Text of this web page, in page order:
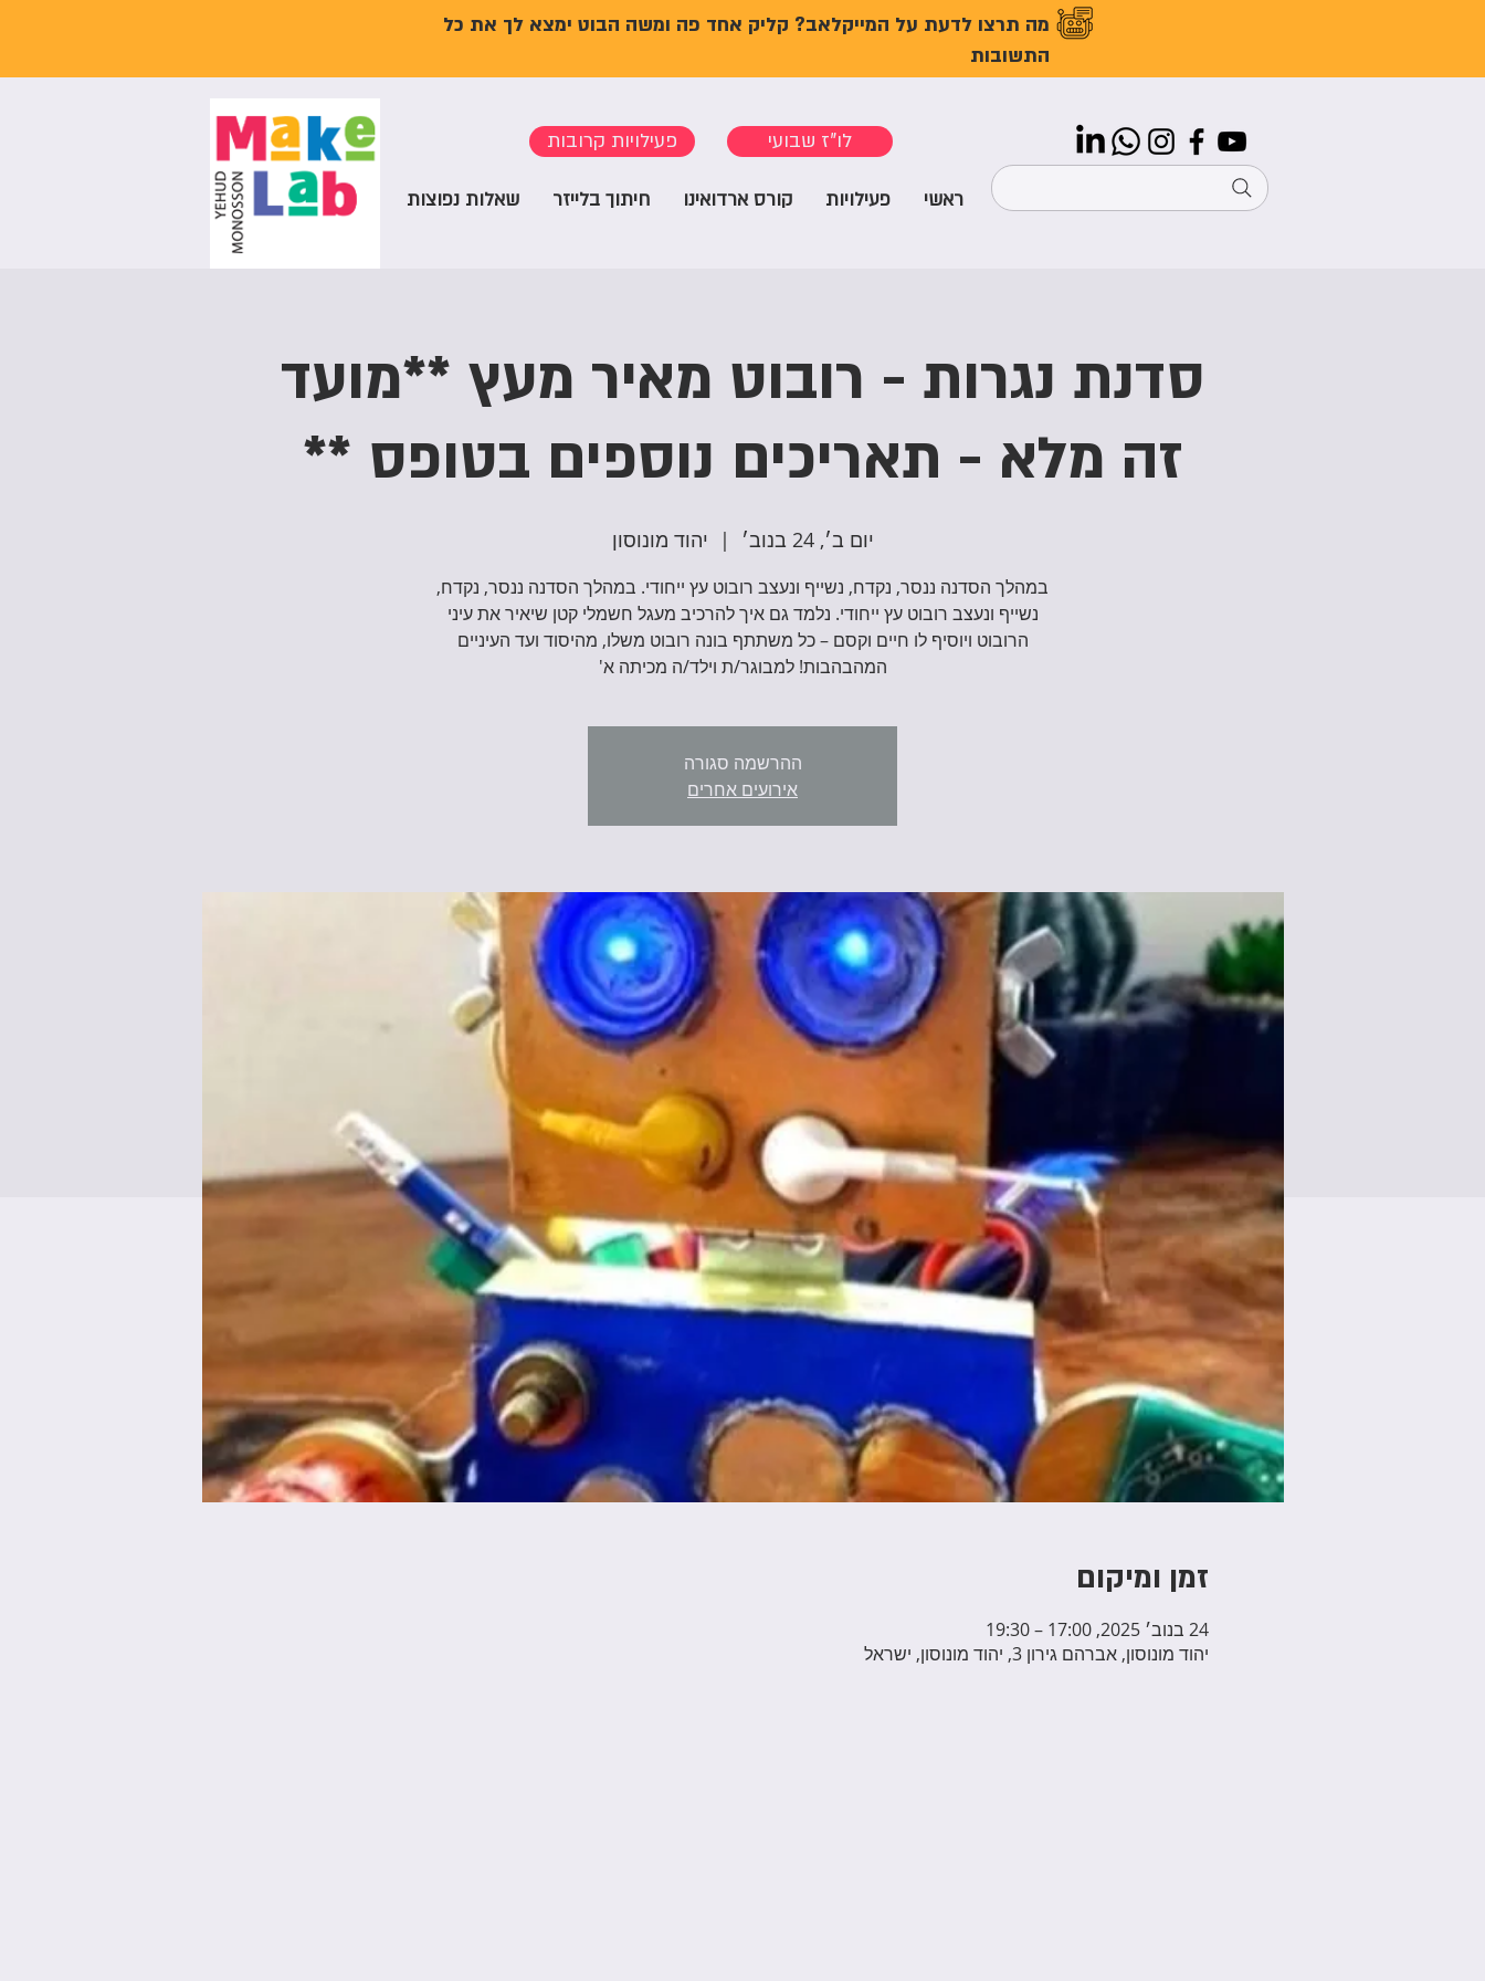
מה תרצו לדעת על המייקלאב? קליק אחד פה ומשה הבוט ימצא לך את כל
התשובות
פעילויות קרובות לו"ז שבועי
ראשי פעילויות קורס ארדואינו חיתוך בלייזר שאלות נפוצות
סדנת נגרות - רובוט מאיר מעץ **מועד
זה מלא - תאריכים נוספים בטופס **
יום ב׳, 24 בנוב׳
  |
יהוד מונוסון
במהלך הסדנה ננסר, נקדח, נשייף ונעצב רובוט עץ ייחודי. במהלך הסדנה ננסר, נקדח,
נשייף ונעצב רובוט עץ ייחודי. נלמד גם איך להרכיב מעגל חשמלי קטן שיאיר את עיני
הרובוט ויוסיף לו חיים וקסם – כל משתתף בונה רובוט משלו, מהיסוד ועד העיניים
המהבהבות! למבוגר/ת וילד/ה מכיתה א'
ההרשמה סגורה
אירועים אחרים
זמן ומיקום
24 בנוב׳ 2025, 17:00 – 19:30
יהוד מונוסון, אברהם גירון 3, יהוד מונוסון, ישראל